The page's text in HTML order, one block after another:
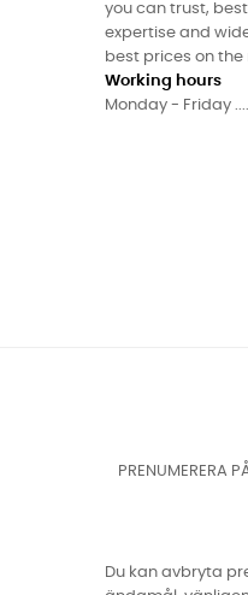
you can trust,
expertise and
best prices on
Working hours
Monday - Friday
PRENUMERERA
Du kan avbryta